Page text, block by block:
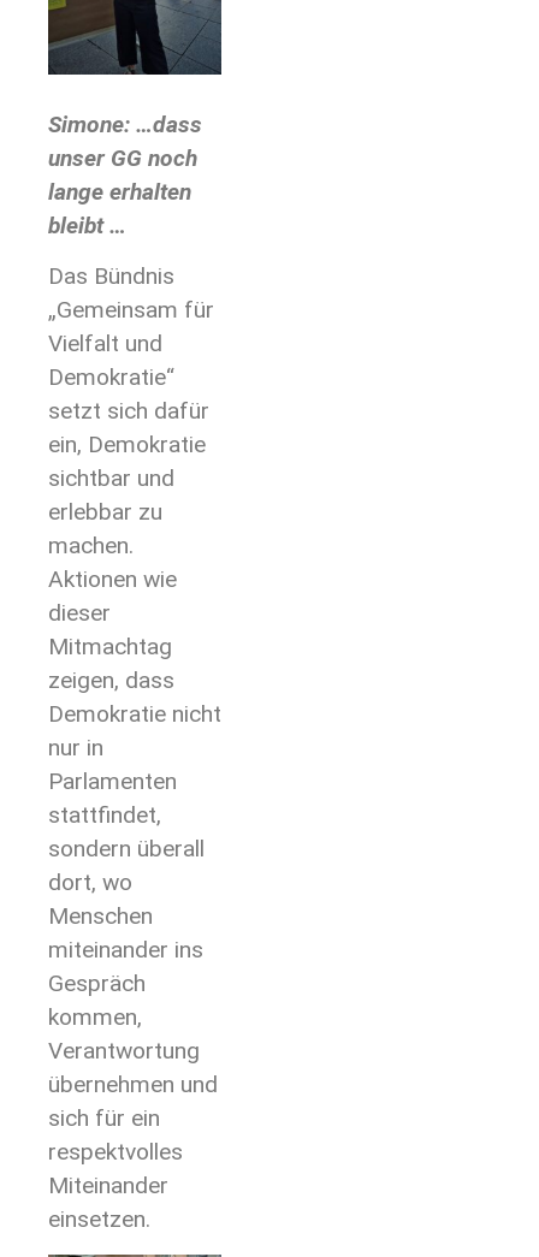
Simone: …dass
unser GG noch
lange erhalten
bleibt …
Das Bündnis
„Gemeinsam für
Vielfalt und
Demokratie“
setzt sich dafür
ein, Demokratie
sichtbar und
erlebbar zu
machen.
Aktionen wie
dieser
Mitmachtag
zeigen, dass
Demokratie nicht
nur in
Parlamenten
stattfindet,
sondern überall
dort, wo
Menschen
miteinander ins
Gespräch
kommen,
Verantwortung
übernehmen und
sich für ein
respektvolles
Miteinander
einsetzen.